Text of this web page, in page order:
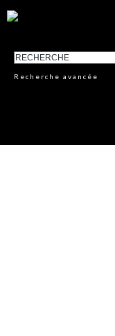
Recherche avancée